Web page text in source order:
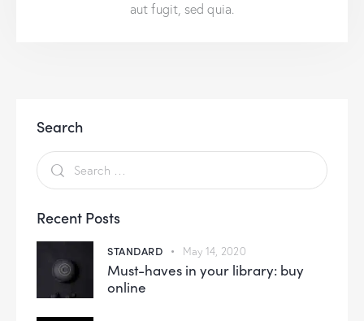
aut fugit, sed quia.
Search
Recent Posts
STANDARD May 14, 2020
Must-haves in your library: buy
online